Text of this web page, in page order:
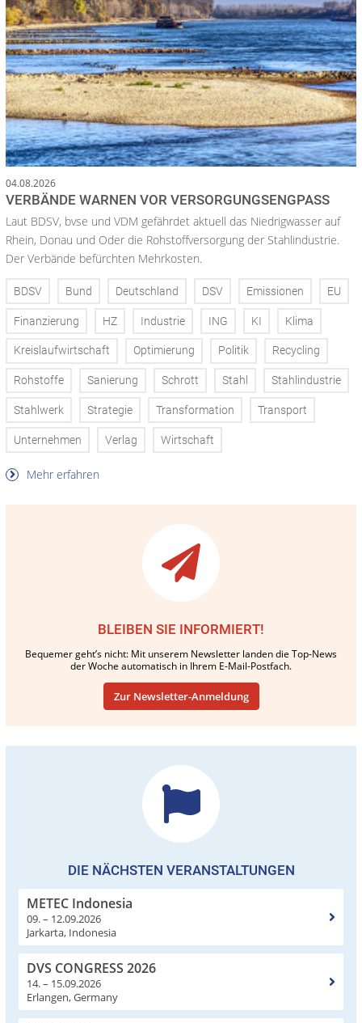
04.08.2026
VERBÄNDE WARNEN VOR VERSORGUNGSENGPASS
Laut BDSV, bvse und VDM gefährdet aktuell das Niedrigwasser auf
Rhein, Donau und Oder die Rohstoffversorgung der Stahlindustrie.
Der Verbände befürchten Mehrkosten.
BDSV Bund Deutschland DSV Emissionen EU
Finanzierung HZ Industrie ING KI Klima
Kreislaufwirtschaft Optimierung Politik Recycling
Rohstoffe Sanierung Schrott Stahl Stahlindustrie
Stahlwerk Strategie Transformation Transport
Unternehmen Verlag Wirtschaft
Mehr erfahren
BLEIBEN SIE INFORMIERT!
Bequemer geht’s nicht: Mit unserem Newsletter landen die Top-News
der Woche automatisch in Ihrem E-Mail-Postfach.
Zur Newsletter-Anmeldung
DIE NÄCHSTEN VERANSTALTUNGEN
METEC Indonesia
09. – 12.09.2026
Jarkarta, Indonesia
DVS CONGRESS 2026
14. – 15.09.2026
Erlangen, Germany